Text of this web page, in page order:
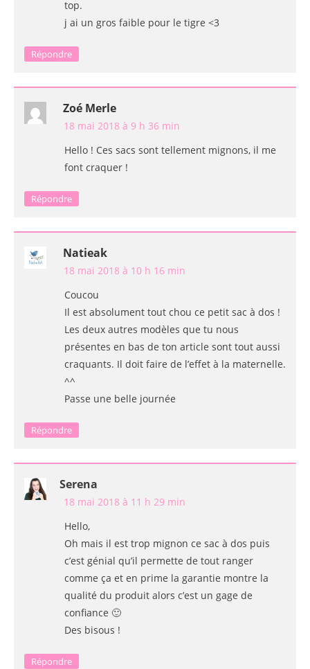
top.
j ai un gros faible pour le tigre <3
Répondre
Zoé Merle
18 mai 2018 à 9 h 36 min
Hello ! Ces sacs sont tellement mignons, il me
font craquer !
Répondre
Natieak
18 mai 2018 à 10 h 16 min
Coucou
Il est absolument tout chou ce petit sac à dos !
Les deux autres modèles que tu nous
présentes en bas de ton article sont tout aussi
craquants. Il doit faire de l’effet à la maternelle.
^^
Passe une belle journée
Répondre
Serena
18 mai 2018 à 11 h 29 min
Hello,
Oh mais il est trop mignon ce sac à dos puis
c’est génial qu’il permette de tout ranger
comme ça et en prime la garantie montre la
qualité du produit alors c’est un gage de
confiance 🙂
Des bisous !
Répondre